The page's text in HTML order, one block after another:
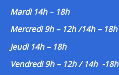
Mardi 14h– 18h
Mercredi 9h – 12h /14h – 18h
Jeudi 14h – 18h
Vendredi 9h – 12h / 14h -18h